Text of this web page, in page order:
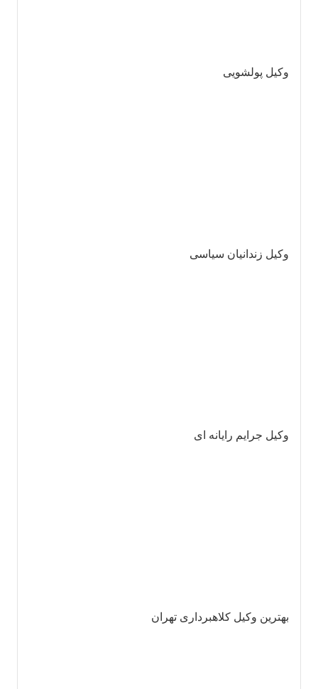
وکیل پولشویی
وکیل زندانیان سیاسی
وکیل جرایم رایانه ای
بهترین وکیل کلاهبرداری تهران